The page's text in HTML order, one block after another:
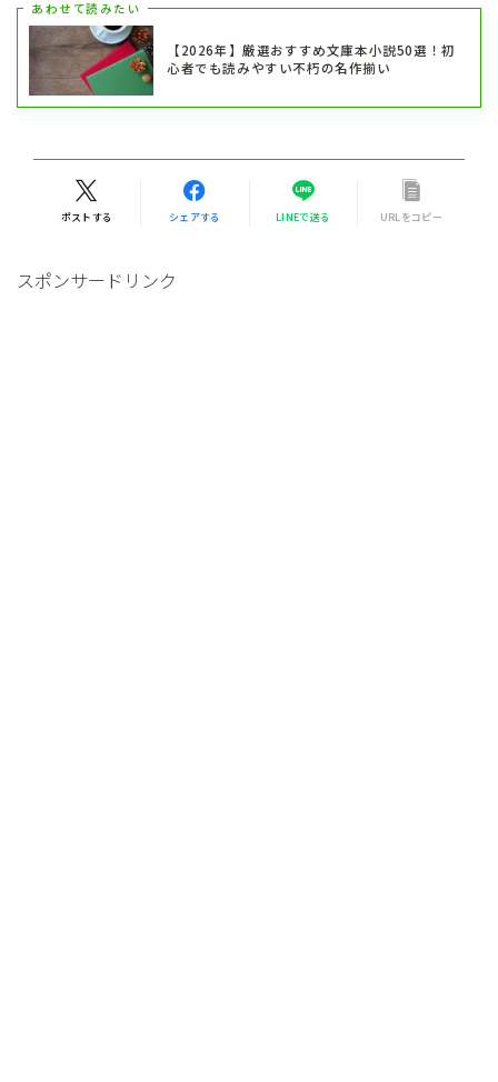
あわせて読みたい
【2026年】厳選おすすめ文庫本小説50選！初
心者でも読みやすい不朽の名作揃い
ポストする シェアする LINEで送る URLをコピー
スポンサードリンク